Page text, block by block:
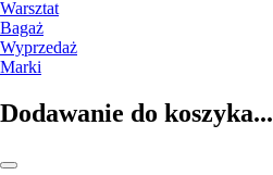
Warsztat
Bagaż
Wyprzedaż
Marki
Dodawanie do koszyka...